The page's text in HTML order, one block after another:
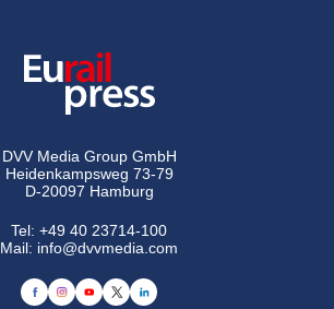
DVV Media Group GmbH
Heidenkampsweg 73-79
D-20097 Hamburg
Tel:+49 40 23714-100
Mail: info@dvvmedia.com